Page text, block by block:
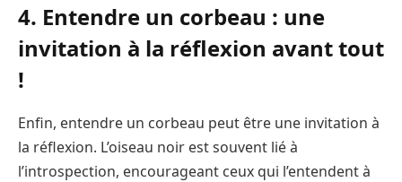
4. Entendre un corbeau : une
invitation à la réflexion avant tout
!
Enfin, entendre un corbeau peut être une invitation à
la réflexion. L’oiseau noir est souvent lié à
l’introspection, encourageant ceux qui l’entendent à